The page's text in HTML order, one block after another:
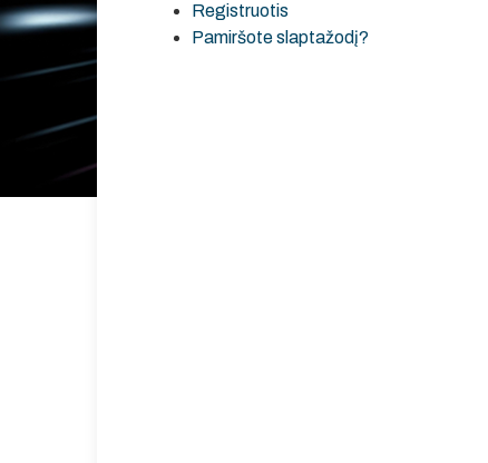
Registruotis
Pamiršote slaptažodį?